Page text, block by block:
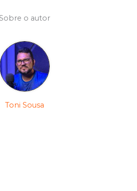
Sobre o autor
Toni Sousa